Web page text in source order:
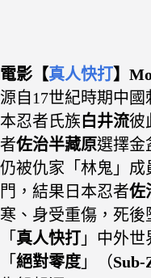
電影【真人快打】
源自17世紀時期中國
本忍者氏族白井流彼
者佐治半藏原選擇金
仍被仇家「林鬼」成
門，結果日本忍者佐
寒、身受重傷，死
「 真人快打 」中外
「 絕對零度 」（Sub-